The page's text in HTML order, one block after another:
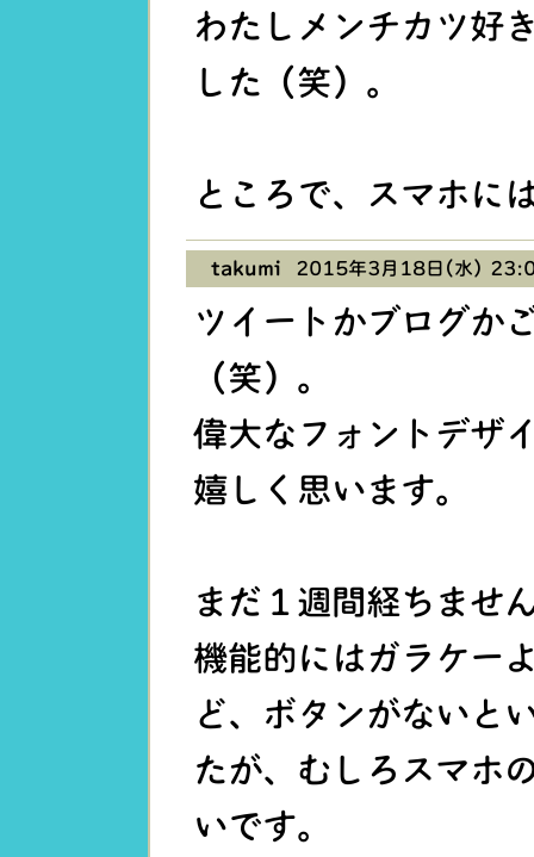
わたしメンチカツ好
した（笑）。
ところで、スマホに
takumi 2015年3月18日(水)
ツイートかブログか
（笑）。
偉大なフォントデザ
嬉しく思います。
まだ１週間経ちませ
機能的にはガラケー
ど、ボタンがないと
たが、むしろスマホ
いです。